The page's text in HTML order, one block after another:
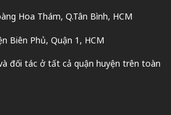
Hoa Thám, Q.Tân Bình, HCM
Biên Phủ, Quận 1, HCM
đối tác ở tất cả quận huyện trên toàn